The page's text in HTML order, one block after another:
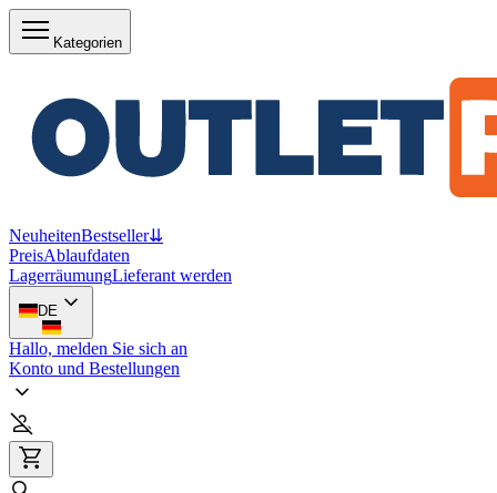
Kategorien
NeuheitenBestseller⇊
PreisAblaufdaten
LagerräumungLieferant werden
DE
Hallo, melden Sie sich an
Konto und Bestellungen